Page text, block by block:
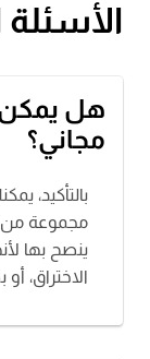
هل يمكن
مجاني؟
بالتأكيد،
مجموعة من
ينصح بها
الاختراق،